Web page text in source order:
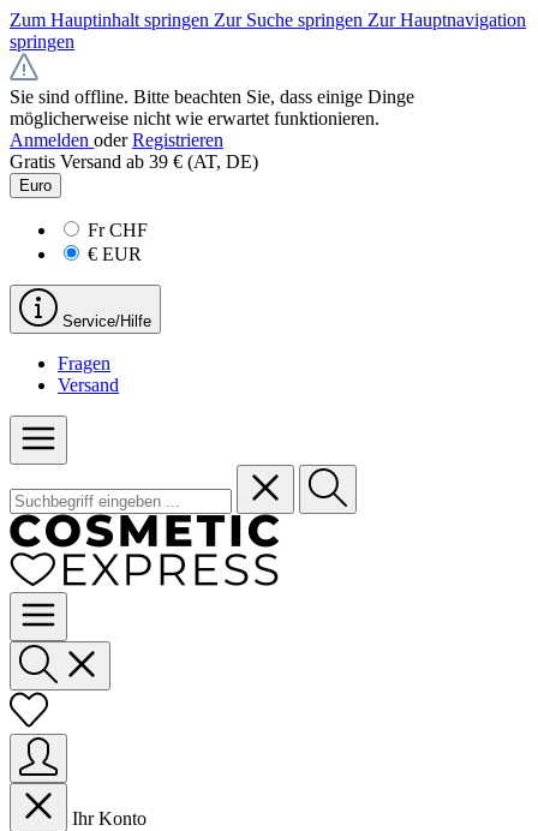
Zum Hauptinhalt springen Zur Suche springen Zur Hauptnavigation
springen
Sie sind offline. Bitte beachten Sie, dass einige Dinge
möglicherweise nicht wie erwartet funktionieren.
Anmelden oder Registrieren
Gratis Versand ab 39 € (AT, DE)
Euro
FrCHF
€ EUR
Service/Hilfe
Fragen
Versand
Ihr Konto